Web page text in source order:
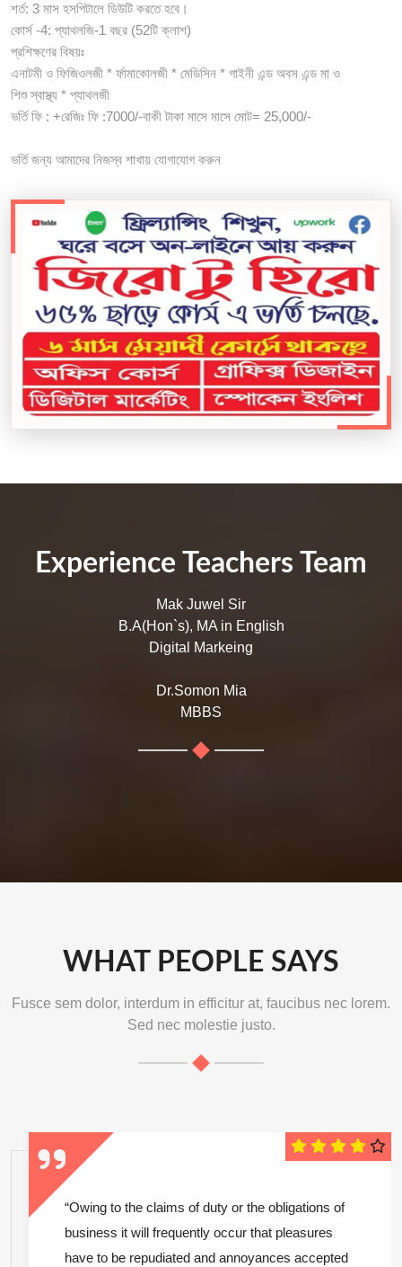
শর্ত: 3 মাস হসপিটালে ডিউটি করতে হবে।
কোর্স -4: প্যাথলজি-1 বছর (52টি ক্লাশ)
প্রশিক্ষণের বিষয়ঃ
এনাটমী ও ফিজিওলজী * র্ফামাকোলজী * মেডিসিন * গাইনী এন্ড অবস এন্ড মা ও
শিশু স্বাস্থ্য * প্যাথলজী
ভর্তি ফি : +রেজিঃ ফি :7000/-বাকী টাকা মাসে মাসে মোট= 25,000/-
ভর্তি জন্য আমাদের নিজস্ব শাখায় যোগাযোগ করুন
Experience Teachers Team
Mak Juwel Sir
B.A(Hon`s), MA in English
Digital Markeing
Dr.Somon Mia
MBBS
WHAT PEOPLE SAYS
Fusce sem dolor, interdum in efficitur at, faucibus nec lorem.
Sed nec molestie justo.
“Owing to the claims of duty or the obligations of
business it will frequently occur that pleasures
have to be repudiated and annoyances accepted